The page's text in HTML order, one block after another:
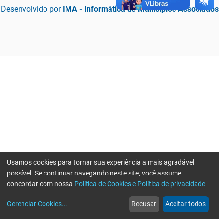
Desenvolvido por IMA - Informática de Municípios Associados
web
Notícias
more_horiz
Mais
Usamos cookies para tornar sua experiência a mais agradável
possível. Se continuar navegando neste site, você assume
concordar com nossa Política de Cookies e Política de privacidade
Gerenciar Cookies... Recusar Aceitar todos
Erro ao enviar informações, por favor tente novamente